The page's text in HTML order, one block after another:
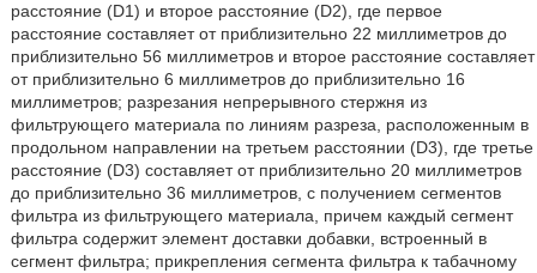
расстояние (D1) и второе расстояние (D2), где первое
расстояние составляет от приблизительно 22 миллиметров до
приблизительно 56 миллиметров и второе расстояние составляет
от приблизительно 6 миллиметров до приблизительно 16
миллиметров; разрезания непрерывного стержня из
фильтрующего материала по линиям разреза, расположенным в
продольном направлении на третьем расстоянии (D3), где третье
расстояние (D3) составляет от приблизительно 20 миллиметров
до приблизительно 36 миллиметров, с получением сегментов
фильтра из фильтрующего материала, причем каждый сегмент
фильтра содержит элемент доставки добавки, встроенный в
сегмент фильтра; прикрепления сегмента фильтра к табачному